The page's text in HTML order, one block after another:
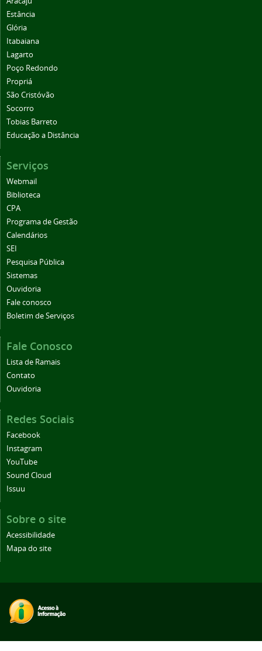
Estância
Glória
Itabaiana
Lagarto
Poço Redondo
Propriá
São Cristóvão
Socorro
Tobias Barreto
Educação a Distância
Serviços
Webmail
Biblioteca
CPA
Programa de Gestão
Calendários
SEI
Pesquisa Pública
Sistemas
Ouvidoria
Fale conosco
Boletim de Serviços
Fale Conosco
Lista de Ramais
Contato
Ouvidoria
Redes Sociais
Facebook
Instagram
YouTube
Sound Cloud
Issuu
Sobre o site
Acessibilidade
Mapa do site